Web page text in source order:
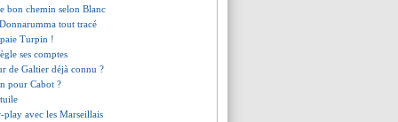
bon chemin selon Blanc
tout tracé
Turpin !
ses comptes
de Galtier déjà connu ?
pour Cabot ?
play avec les Marseillais